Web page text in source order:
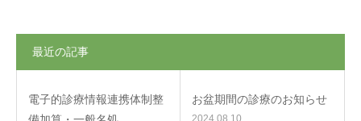
最近の記事
電子的診療情報連携体制整
お盆期間の診療のお知らせ
2024.08.10